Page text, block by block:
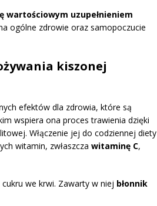
wartościowym uzupełnieniem
ogólne zdrowie oraz samopoczucie
kiszonej
efektów dla zdrowia, które są
wspiera ona proces trawienia dzięki
Włączenie jej do codziennej diety
witamin, zwłaszcza witaminę C,
we krwi. Zawarty w niej błonnik